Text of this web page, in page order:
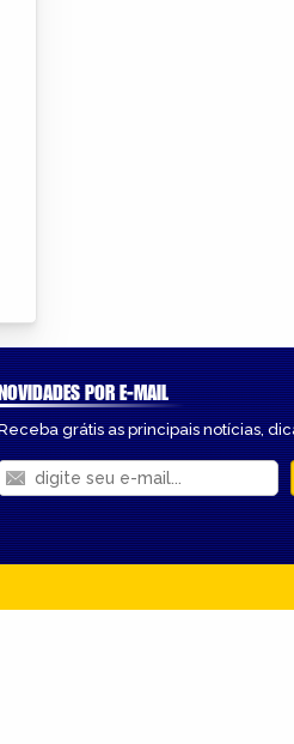
POR E-MAIL
grátis as principais notícias,